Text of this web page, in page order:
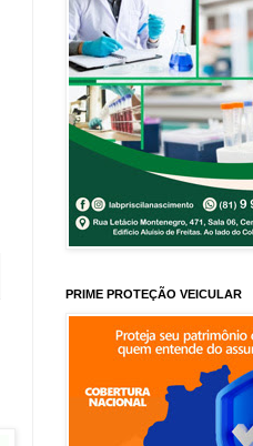
PRIME PROTEÇÃO VEICULAR